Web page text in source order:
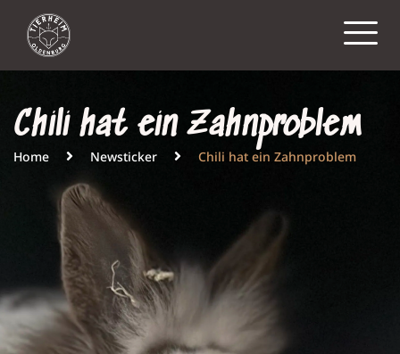
Chili hat ein Zahnproblem
Home Newsticker Chili hat ein Zahnproblem